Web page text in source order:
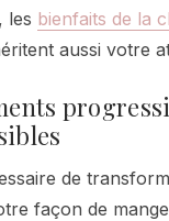
les bienfaits de la
aussi votre
de
façon de